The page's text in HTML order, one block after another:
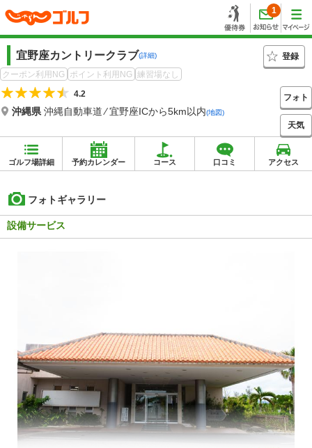
1
宜野座カントリークラブ(詳細)
登録
クーポン利用NG
ポイント利用NG 練習場なし
4.2
沖縄県 沖縄自動車道 ⁄ 宜野座ICから5km以内(地図)
フォト
天気
ゴルフ場詳細 予約カレンダー コース 口コミ アクセス
フォトギャラリー
設備サービス